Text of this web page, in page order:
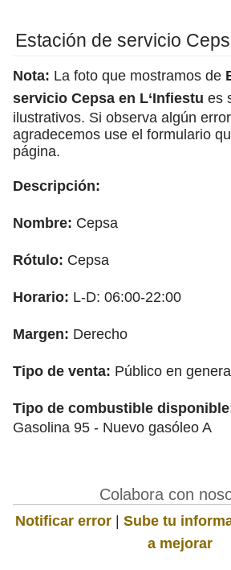
Estación de servicio
Nota: La foto que mostramos de
servicio Cepsa en L‘Infiestu es
ilustrativos. Si observa algún
agradecemos use el formulario
página.
Descripción:
Nombre: Cepsa
Rótulo: Cepsa
Horario: L-D: 06:00-22:00
Margen: Derecho
Tipo de venta: Público en
Tipo de combustible
Gasolina 95 - Nuevo gasóleo A
Colabora con
Notificar error | Sube tu
a mejorar